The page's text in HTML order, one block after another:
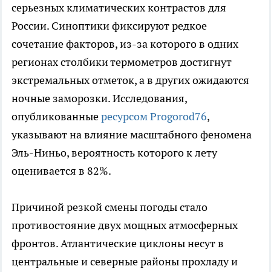
серьезных климатических контрастов для
России. Синоптики фиксируют редкое
сочетание факторов, из-за которого в одних
регионах столбики термометров достигнут
экстремальных отметок, а в других ожидаются
ночные заморозки. Исследования,
опубликованныересурсом Progorod76,
указывают на влияние масштабного феномена
Эль-Ниньо, вероятность которого к лету
оценивается в 82%.
Причиной резкой смены погоды стало
противостояние двух мощных атмосферных
фронтов. Атлантические циклоны несут в
центральные и северные районы прохладу и